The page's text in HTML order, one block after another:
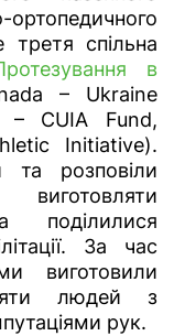
ортопедичного
спільна
в
– Ukraine
– CUIA Fund,
Initiative).
та розповіли
поділилися
За час
виготовили
людей з
рук.